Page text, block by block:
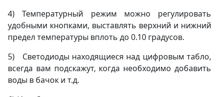
4) Температурный режим можно регулировать
удобными кнопками, выставлять верхний и нижний
предел температуры вплоть до 0.10 градусов.
5) Светодиоды находящиеся над цифровым табло,
всегда вам подскажут, когда необходимо добавить
воды в бачок и т.д.